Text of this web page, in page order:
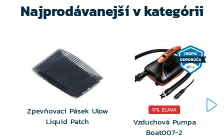
Najprodávanejší v kategórii
Zpevňovací Pásek Ulow
Liquid Patch
17% ZĽAVA
Vzduchová Pumpa
Boat007-2